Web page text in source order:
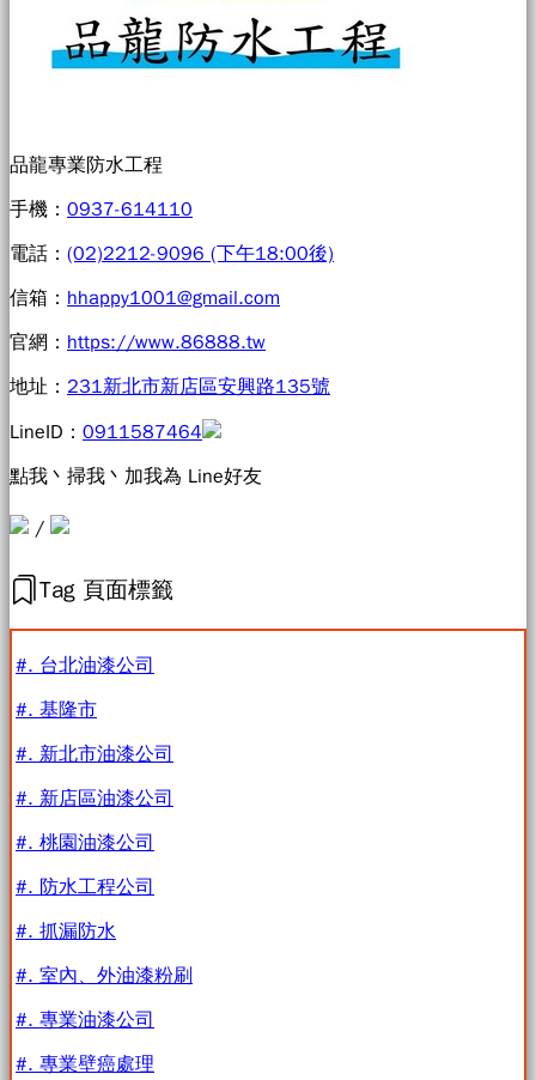
品龍專業防水工程
手機： 0937-614110
電話： (02)2212-9096 (下午18:00後)
信箱： hhappy1001@gmail.com
官網： https://www.86888.tw
地址： 231新北市新店區安興路135號
LineID： 0911587464
點我丶掃我丶加我為 Line好友
/
Tag 頁面標籤
#. 台北油漆公司
#. 基隆市
#. 新北市油漆公司
#. 新店區油漆公司
#. 桃園油漆公司
#. 防水工程公司
#. 抓漏防水
#. 室內、外油漆粉刷
#. 專業油漆公司
#. 專業壁癌處理